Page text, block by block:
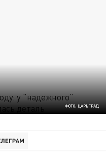
ФОТО: ЦАРЬГРАД